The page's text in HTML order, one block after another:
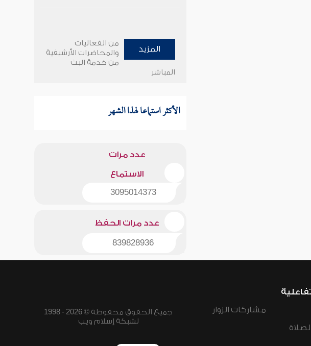
المزيد
من الفعاليات
والمحاضرات الأرشيفية
من خدمة البث
المباشر
الأكثر استماعا لهذا الشهر
عدد مرات
الاستماع
3095014373
عدد مرات الحفظ
839828936
مشاركات الزوار
جميع الحقوق محفوظة © 2026 - 1998
لشبكة إسلام ويب